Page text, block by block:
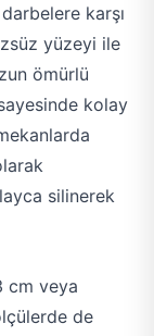
karşı
yüzeyi ile
ömürlü
kolay
silinerek
cm veya
de